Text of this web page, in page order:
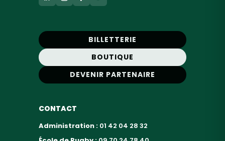
BILLETTERIE
BOUTIQUE
DEVENIR PARTENAIRE
CONTACT
Administration : 01 42 04 28 32